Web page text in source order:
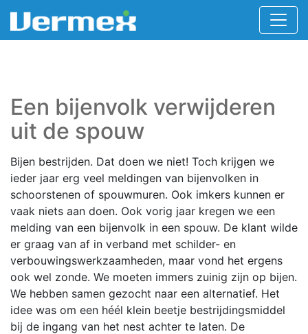
Een bijenvolk verwijderen
uit de spouw
Bijen bestrijden. Dat doen we niet! Toch krijgen we
ieder jaar erg veel meldingen van bijenvolken in
schoorstenen of spouwmuren. Ook imkers kunnen er
vaak niets aan doen. Ook vorig jaar kregen we een
melding van een bijenvolk in een spouw. De klant wilde
er graag van af in verband met schilder- en
verbouwingswerkzaamheden, maar vond het ergens
ook wel zonde. We moeten immers zuinig zijn op bijen.
We hebben samen gezocht naar een alternatief. Het
idee was om een héél klein beetje bestrijdingsmiddel
bij de ingang van het nest achter te laten. De